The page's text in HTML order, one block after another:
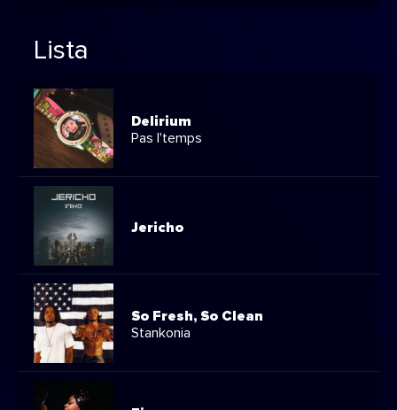
Lista
Delirium
Pas l'temps
Jericho
So Fresh, So Clean
Stankonia